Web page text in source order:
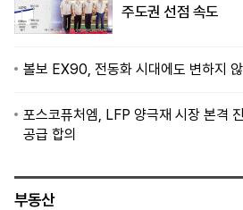
주도권 선점 속도
볼보 EX90, 전동화 시대에도 변하지 않
포스코퓨처엠, LFP 양극재 시장 본격
공급 합의
부동산